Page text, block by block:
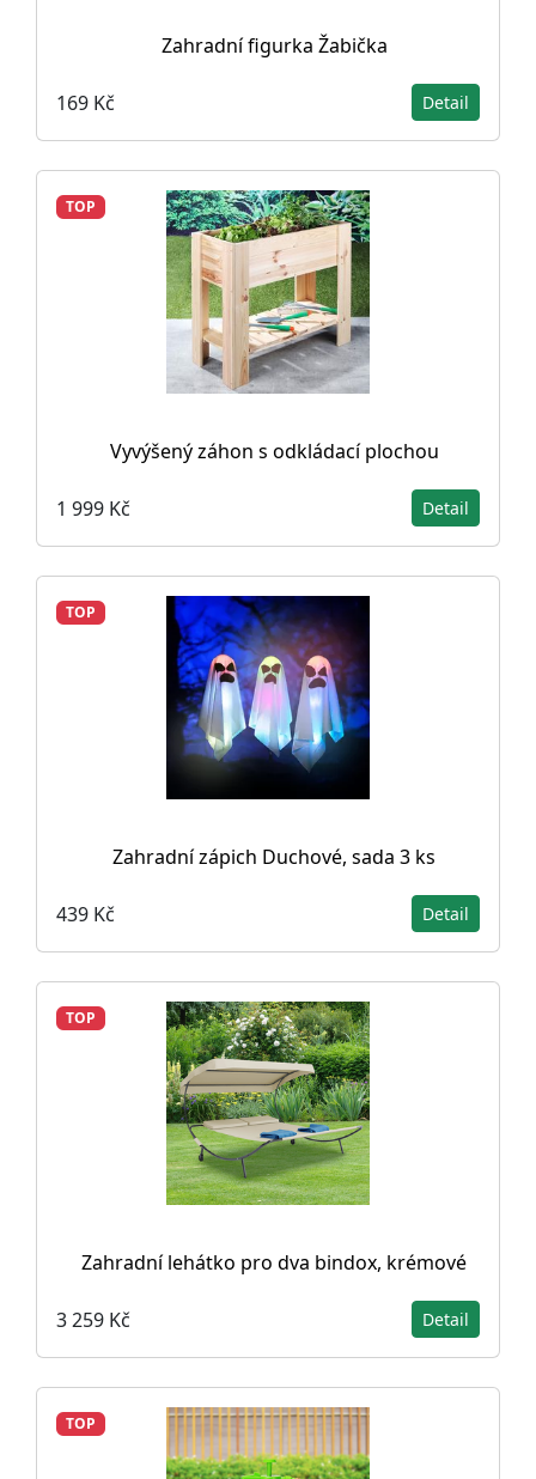
Zahradní figurka Žabička
169 Kč Detail
TOP
Vyvýšený záhon s odkládací plochou
1 999 Kč Detail
TOP
Zahradní zápich Duchové, sada 3 ks
439 Kč Detail
TOP
Zahradní lehátko pro dva bindox, krémové
3 259 Kč Detail
TOP